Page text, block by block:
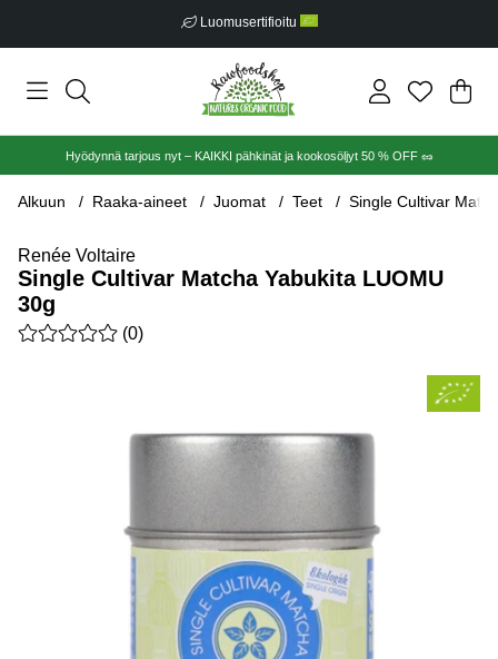
Luomusertifioitu
.
Hyödynnä tarjous nyt – KAIKKI pähkinät ja kookosöljyt 50 % OFF 🥜
Alkuun Raaka-aineet Juomat Teet Single Cultivar
Renée Voltaire
Single Cultivar Matcha Yabukita LUOMU
30g
Keskiarvoluokitus 0 / 5 Arvioiden määrä 0
(0)
Tuotekuvat Single Cultivar Matcha Yabukita LUOMU 30g